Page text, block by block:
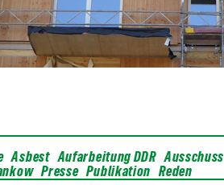
Asbest Aufarbeitung DDR Ausschuss
Presse Publikation Reden